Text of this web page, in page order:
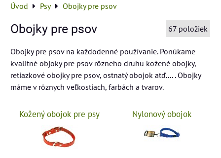
Úvod Psy Obojky pre psov
Obojky pre psov 67 položiek
Obojky pre psov na každodenné používanie. Ponúkame
kvalitné objoky pre psov rôzneho druhu kožené obojky,
retiazkové obojky pre psov, ostnatý obojok atď.... . Obojky
máme v rôznych veľkostiach, farbách a tvarov.
Kožený obojok pre psy Nylonový obojok